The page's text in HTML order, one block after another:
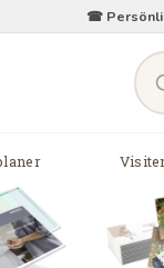
☎